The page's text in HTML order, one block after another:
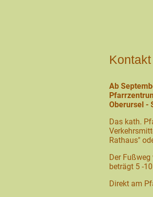
Ab
Oberursel -
Das kath.
Rathaus"
Der
beträgt 5 -
Direkt am